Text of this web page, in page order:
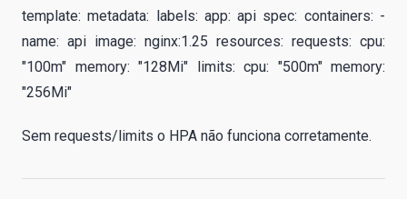
template: metadata: labels: app: api spec: containers: -
name: api image: nginx:1.25 resources: requests: cpu:
"100m" memory: "128Mi" limits: cpu: "500m" memory:
"256Mi"
Sem requests/limits o HPA não funciona corretamente.